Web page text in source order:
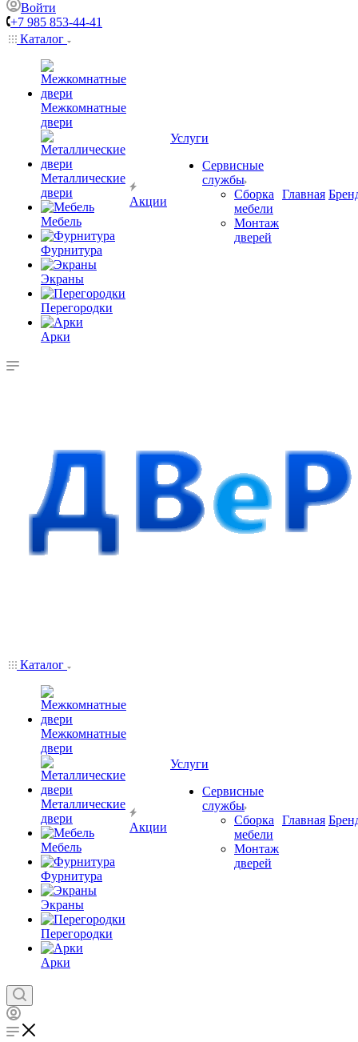
Войти
+7 985 853-44-41
Каталог
Межкомнатные
двери
Металлические
двери
Мебель
Фурнитура
Экраны
Перегородки
Арки
Акции
Услуги
Сервисные
службы
Сборка
мебели
Монтаж
дверей
Главная
Каталог
Межкомнатные
двери
Металлические
двери
Мебель
Фурнитура
Экраны
Перегородки
Арки
Акции
Услуги
Сервисные
службы
Сборка
мебели
Монтаж
дверей
Главная